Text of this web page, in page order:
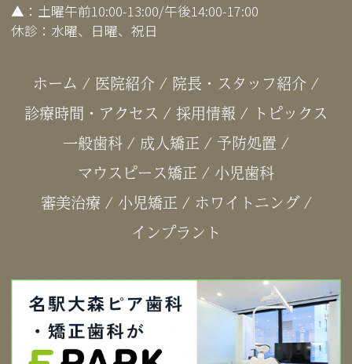
▲ ：土曜午前10:00-13:00/午後14:00-17:00
休診：水曜、日曜、祝日
ホーム / 医院紹介 / 院長・スタッフ紹介 /
診療時間・アクセス / 採用情報 / トピックス
一般歯科 / 成人矯正 / 予防処置 /
マウスピース矯正 / 小児歯科
審美治療/ 小児矯正 / ホワイトニング/
インプラント